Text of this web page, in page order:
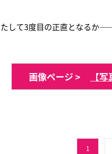
して3度目の正直となるか
画像ページ > 【
1